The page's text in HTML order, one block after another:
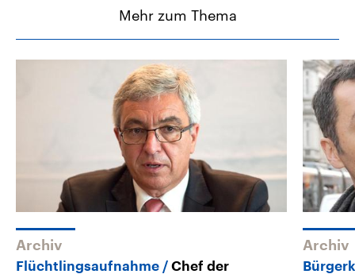
Mehr zum Thema
Archiv
Flüchtlingsaufnahme
Chef der
Archiv